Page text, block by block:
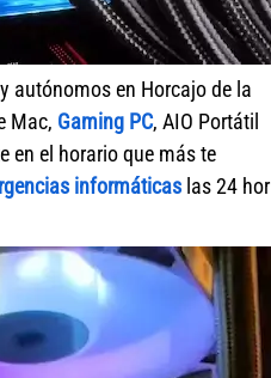
autónomos en Horcajo de la
Mac, Gaming PC, AIO Portátil
en el horario que más te
informáticas las 24